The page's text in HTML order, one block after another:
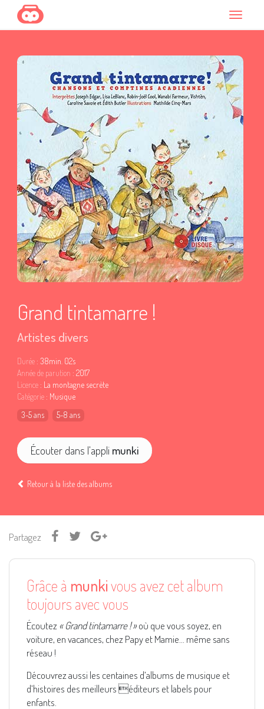
Grand tintamarre !
Artistes divers
Durée : 38min. 02s
Année de parution : 2017
Licence : La montagne secrète
Catégorie : Musique
3-5 ans
5-8 ans
Écouter dans l'appli munki
Retour à la liste des albums
Partagez
Grâce à munkivous avez cet album
toujours avec vous
Écoutez « Grand tintamarre ! »où que vous soyez, en
voiture, en vacances, chez Papy et Mamie... même sans
réseau !
Découvrez aussi les centaines d’albums de musique et
d’histoires des meilleurs éditeurs et labels pour
enfants.